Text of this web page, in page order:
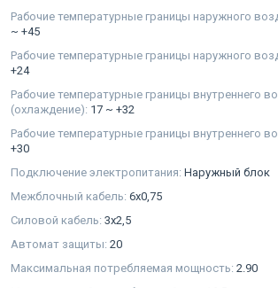
Рабочие температурные границы наружного
~ +45
Рабочие температурные границы наружного
+24
Рабочие температурные границы внутреннего
(охлаждение): 17 ~ +32
Рабочие температурные границы внутреннего
+30
Подключение электропитания: Наружный блок
Межблочный кабель: 6x0,75
Силовой кабель: 3x2,5
Автомат защиты: 20
Максимальная потребляемая мощность: 2.90